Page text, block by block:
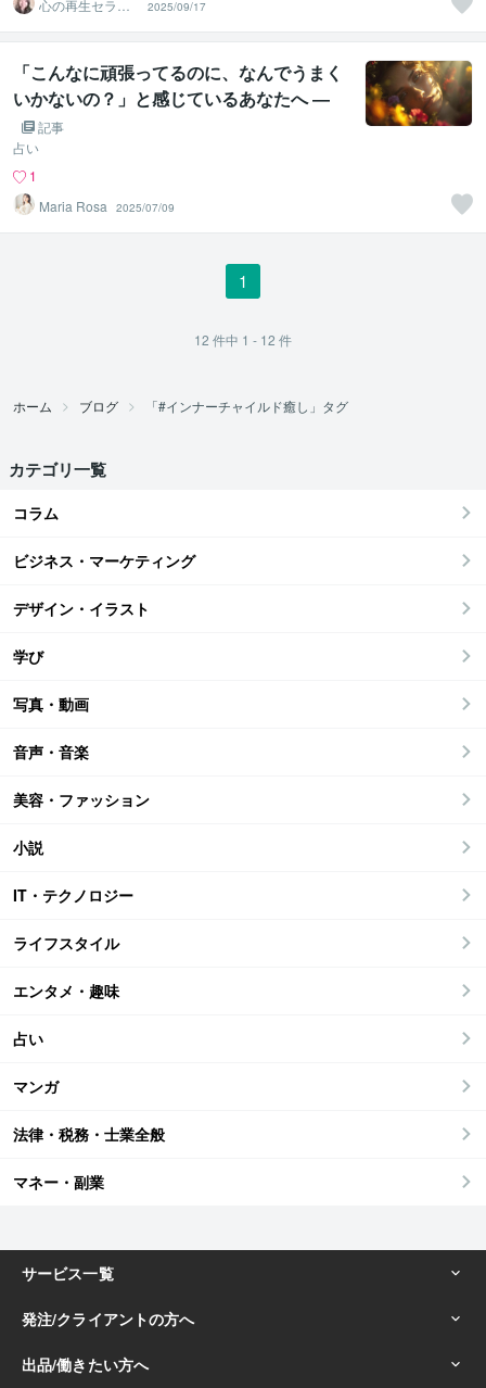
心の再生セラピ
スト YASUKO
2025/09/17
「こんなに頑張ってるのに、なんでうまく
いかないの？」と感じているあなたへ ―
頑張るほど空回りする人が、“本当の流
れ”に乗るための第一歩
記事
占い
1
Maria Rosa
2025/07/09
1
12 件中 1 - 12 件
ホーム ブログ 「#インナーチャイルド癒し」タグ
カテゴリ一覧
コラム
ビジネス・マーケティング
デザイン・イラスト
学び
写真・動画
音声・音楽
美容・ファッション
小説
IT・テクノロジー
ライフスタイル
エンタメ・趣味
占い
マンガ
法律・税務・士業全般
マネー・副業